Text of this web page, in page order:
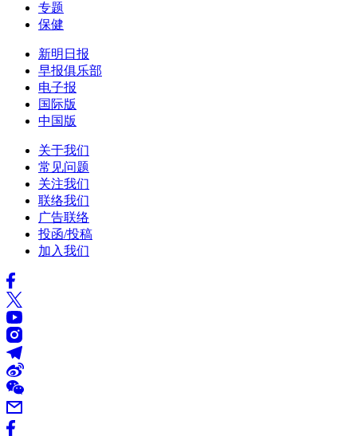
专题
保健
新明日报
早报俱乐部
电子报
国际版
中国版
关于我们
常见问题
关注我们
联络我们
广告联络
投函/投稿
加入我们